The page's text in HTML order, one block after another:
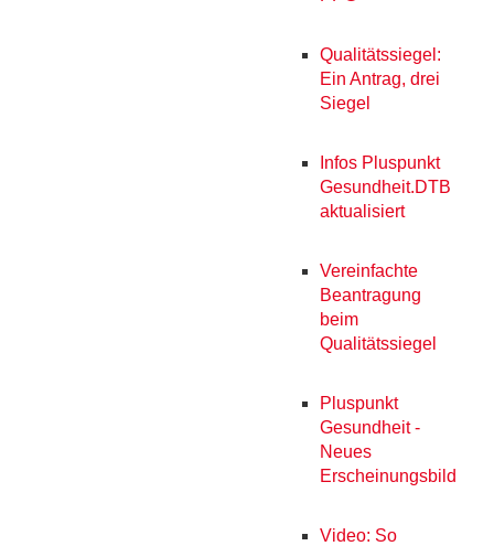
Qualitätssiegel:
Ein Antrag, drei
Siegel
Infos Pluspunkt
Gesundheit.DTB
aktualisiert
Vereinfachte
Beantragung
beim
Qualitätssiegel
Pluspunkt
Gesundheit -
Neues
Erscheinungsbild
Video: So